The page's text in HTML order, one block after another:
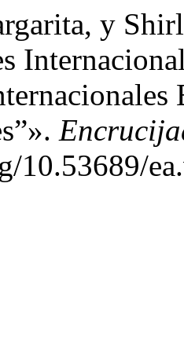
y
10.53689/